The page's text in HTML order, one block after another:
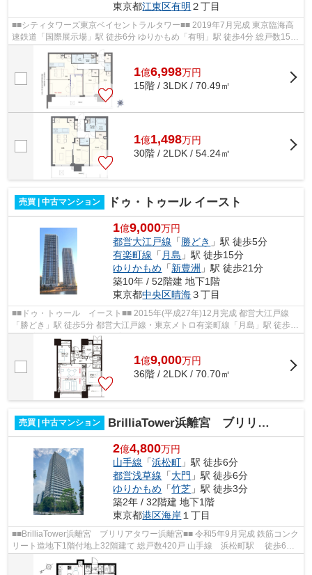
東京都江東区有明 ２丁目
■■シティタワーズ東京ベイセントラルタワー■■ 2019年7月完成 東京臨海高
速鉄道「国際展示場」駅 徒歩6分 ゆりかもめ「有明」駅 徒歩4分 総戸数1539
1億6,998万円
15階 / 3LDK / 70.49㎡
1億1,498万円
30階 / 2LDK / 54.24㎡
売買 | 中古マンション ドゥ・トゥール イースト
1億9,000万円
都営大江戸線 「 勝どき 」駅 徒歩5分
有楽町線 「 月島 」駅 徒歩15分
ゆりかもめ 「新豊洲 」駅 徒歩21分
築10年 / 52階建 地下1階
東京都中央区晴海３丁目
■■ドゥ・トゥール イースト■■ 2015年(平成27年)12月完成 都営大江戸線
「勝どき」駅 徒歩5分 都営大江戸線・東京メトロ有楽町線「月島」駅 徒歩15
分 充実の共用施設 ペット飼育可 ...
1億9,000万円
36階 / 2LDK / 70.70㎡
売買 | 中古マンション BrilliaTower浜離宮 ブリリアタワー浜離宮
2億4,800万円
山手線 「浜松町 」駅 徒歩6分
都営浅草線 「大門 」駅 徒歩6分
ゆりかもめ 「竹芝 」駅 徒歩3分
築2年 / 32階建 地下1階
東京都港区海岸 １丁目
■■BrilliaTower浜離宮 ブリリアタワー浜離宮■■ 令和5年9月完成 鉄筋コンク
リート造地下1階付地上32階建て 総戸数420戸 山手線 浜松町駅 徒歩6分
都営浅草線 大門駅 徒歩6分 ...